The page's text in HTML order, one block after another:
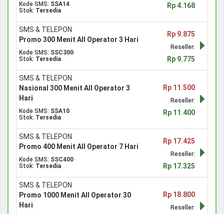
Kode SMS: SSA14
Stok: Tersedia
Rp 4.168
SMS & TELEPON
Promo 300 Menit All Operator 3 Hari
Kode SMS: SSC300
Stok: Tersedia
Rp 9.875
Reseller:
Rp 9.775
SMS & TELEPON
Nasional 300 Menit All Operator 3
Hari
Kode SMS: SSA10
Stok: Tersedia
Rp 11.500
Reseller:
Rp 11.400
SMS & TELEPON
Promo 400 Menit All Operator 7 Hari
Kode SMS: SSC400
Stok: Tersedia
Rp 17.425
Reseller:
Rp 17.325
SMS & TELEPON
Promo 1000 Menit All Operator 30
Hari
Rp 18.800
Reseller: